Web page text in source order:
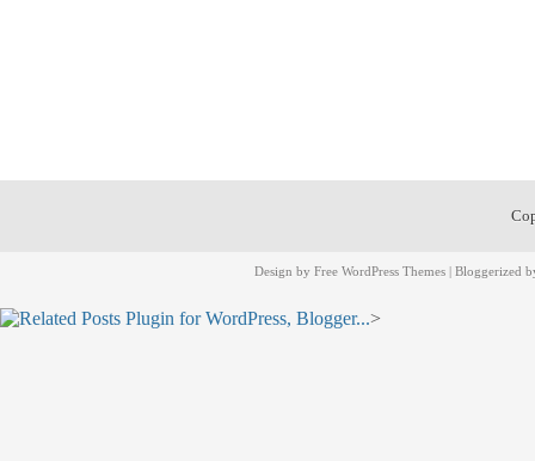
Design by Free WordPress Themes | Bloggerized
>